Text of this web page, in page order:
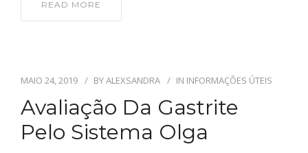
BLOG
SOBRE NÓS
CONTATO
READ MORE
MAIO 24, 2019 BYALEXSANDRA IN INFORMAÇÕES ÚTEIS
Avaliação Da Gastrite
Pelo Sistema Olga